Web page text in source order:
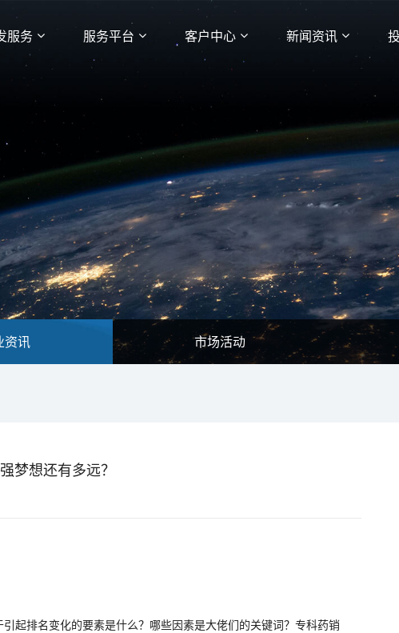
服务 服务平台 客户中心 新闻资讯
资讯 市场活动
梦想还有多远？
起排名变化的要素是什么？哪些因素是大佬们的关键词？专科药销